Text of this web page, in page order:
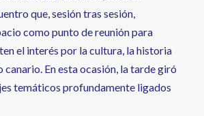
que, sesión tras sesión,
como punto de reunión para
el interés por la cultura, la historia
canario. En esta ocasión, la tarde giró
temáticos profundamente ligados